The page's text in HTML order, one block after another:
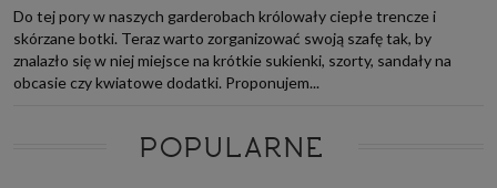
Do tej pory w naszych garderobach królowały ciepłe trencze i
skórzane botki. Teraz warto zorganizować swoją szafę tak, by
znalazło się w niej miejsce na krótkie sukienki, szorty, sandały na
obcasie czy kwiatowe dodatki. Proponujem...
POPULARNE